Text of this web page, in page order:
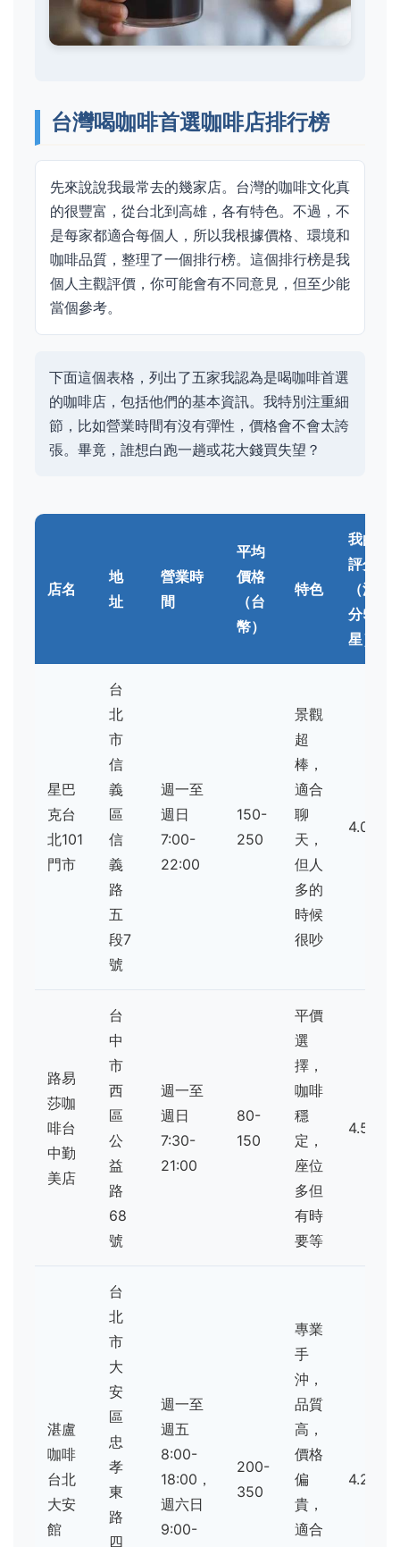
台灣喝咖啡首選咖啡店排行榜
先來說說我最常去的幾家店。台灣的咖啡文化真
的很豐富，從台北到高雄，各有特色。不過，不
是每家都適合每個人，所以我根據價格、環境和
咖啡品質，整理了一個排行榜。這個排行榜是我
個人主觀評價，你可能會有不同意見，但至少能
當個參考。
下面這個表格，列出了五家我認為是喝咖啡首選
的咖啡店，包括他們的基本資訊。我特別注重細
節，比如營業時間有沒有彈性，價格會不會太誇
張。畢竟，誰想白跑一趟或花大錢買失望？
店名
地
址
營業時
間
平均
價格
（台
幣）
特色
我的
評分
（滿
分5
星）
星巴
克台
北101
門市
台
北
市
信
義
區
信
義
路
五
段7
號
週一至
週日
7:00-
22:00
150-
250
景觀
超
棒，
適合
聊
天，
但人
多的
時候
很吵
4.0
路易
莎咖
啡台
中勤
美店
台
中
市
西
區
公
益
路
68
號
週一至
週日
7:30-
21:00
80-
150
平價
選
擇，
咖啡
穩
定，
座位
多但
有時
要等
4.5
湛盧
咖啡
台北
大安
館
台
北
市
大
安
區
忠
孝
東
路
四
週一至
週五
8:00-
18:00，
週六日
9:00-
200-
350
專業
手
沖，
品質
高，
價格
偏
貴，
適合
4.2